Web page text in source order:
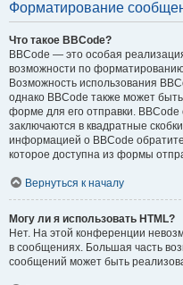
Форматирование
Что такое BBCode?
BBCode — это особая
возможности по
Возможность использования
однако BBCode также может
форме для его отправки.
заключаются в квадратные
информацией о BBCode
которое доступна из формы
Вернуться к началу
Могу ли я использовать HTML?
Нет. На этой конференции
в сообщениях. Большая часть
сообщений может быть